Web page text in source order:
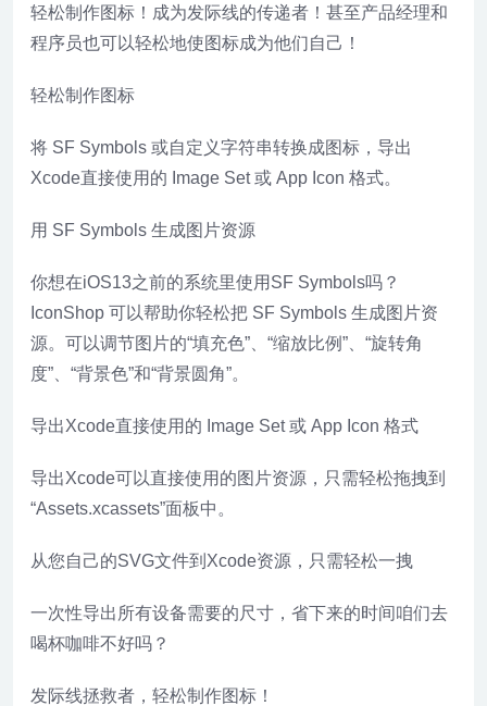
轻松制作图标！成为发际线的传递者！甚至产品经理和
程序员也可以轻松地使图标成为他们自己！
轻松制作图标
将 SF Symbols 或自定义字符串转换成图标，导出
Xcode直接使用的 Image Set 或 App Icon 格式。
用 SF Symbols 生成图片资源
你想在iOS13之前的系统里使用SF Symbols吗？
IconShop 可以帮助你轻松把 SF Symbols 生成图片资
源。可以调节图片的“填充色”、“缩放比例”、“旋转角
度”、“背景色”和“背景圆角”。
导出Xcode直接使用的 Image Set 或 App Icon 格式
导出Xcode可以直接使用的图片资源，只需轻松拖拽到
“Assets.xcassets”面板中。
从您自己的SVG文件到Xcode资源，只需轻松一拽
一次性导出所有设备需要的尺寸，省下来的时间咱们去
喝杯咖啡不好吗？
发际线拯救者，轻松制作图标！